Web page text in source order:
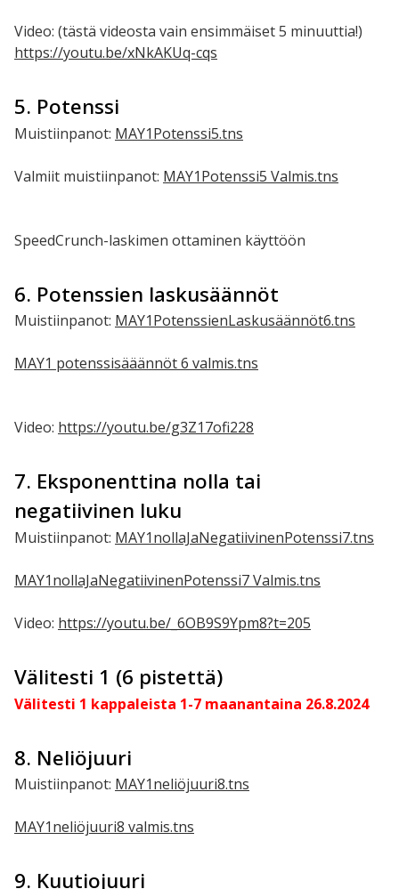
Video: (tästä videosta vain ensimmäiset 5 minuuttia!)
https://youtu.be/xNkAKUq-cqs
5. Potenssi
Muistiinpanot: MAY1Potenssi5.tns
Valmiit muistiinpanot: MAY1Potenssi5 Valmis.tns
SpeedCrunch-laskimen ottaminen käyttöön
6. Potenssien laskusäännöt
Muistiinpanot: ​ MAY1PotenssienLaskusäännöt6.tns
MAY1 potenssisääännöt 6 valmis.tns
Video: https://youtu.be/g3Z17ofi228
7. Eksponenttina nolla tai
negatiivinen luku
Muistiinpanot: MAY1nollaJaNegatiivinenPotenssi7.tns
MAY1nollaJaNegatiivinenPotenssi7 Valmis.tns
Video: https://youtu.be/_6OB9S9Ypm8?t=205
Välitesti 1 (6 pistettä)
Välitesti 1 kappaleista 1-7 maanantaina 26.8.2024
8. Neliöjuuri
Muistiinpanot: ​ MAY1neliöjuuri8.tns
MAY1neliöjuuri8 valmis.tns
9. Kuutiojuuri